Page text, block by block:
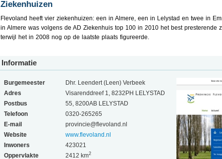
Ziekenhuizen
Flevoland heeft vier ziekenhuizen: een in Almere, een in Lelystad en twee in
in Almere was volgens de AD Ziekenhuis top 100 in 2010 het best presterende
terwijl het in 2008 nog op de laatste plaats figureerde.
Informatie
Burgemeester
Dhr. Leendert (Leen) Verbeek
Adres
Visarenddreef 1, 8232PH LELYSTAD
Postbus
55, 8200AB LELYSTAD
Telefoon
0320-265265
E-mail
provincie@flevoland.nl
Website
www.flevoland.nl
Inwoners
423021
Oppervlakte
2412 km2